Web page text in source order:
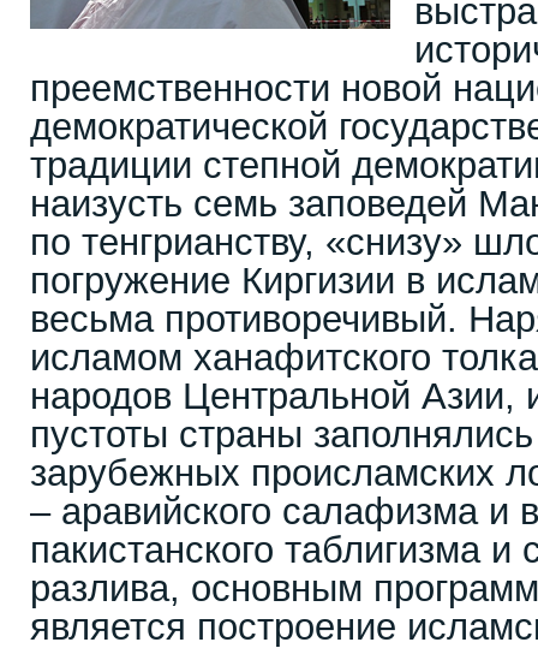
преемственности новой
демократической
традиции степной
наизусть семь заповедей
по тенгрианству, «снизу»
погружение Киргизии в
весьма противоречивый.
исламом ханафитского
народов Центральной Азии,
пустоты страны
зарубежных происламских
– аравийского салафизма и
пакистанского таблигизма и
разлива, основным
является построение